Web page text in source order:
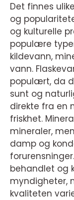
Det finnes
og
og kulturelle
populære
kildevann,
vann.
populært, da
sunt og
direkte fra en
friskhet.
mineraler,
damp og
behandlet og
myndigheter,
kvaliteten